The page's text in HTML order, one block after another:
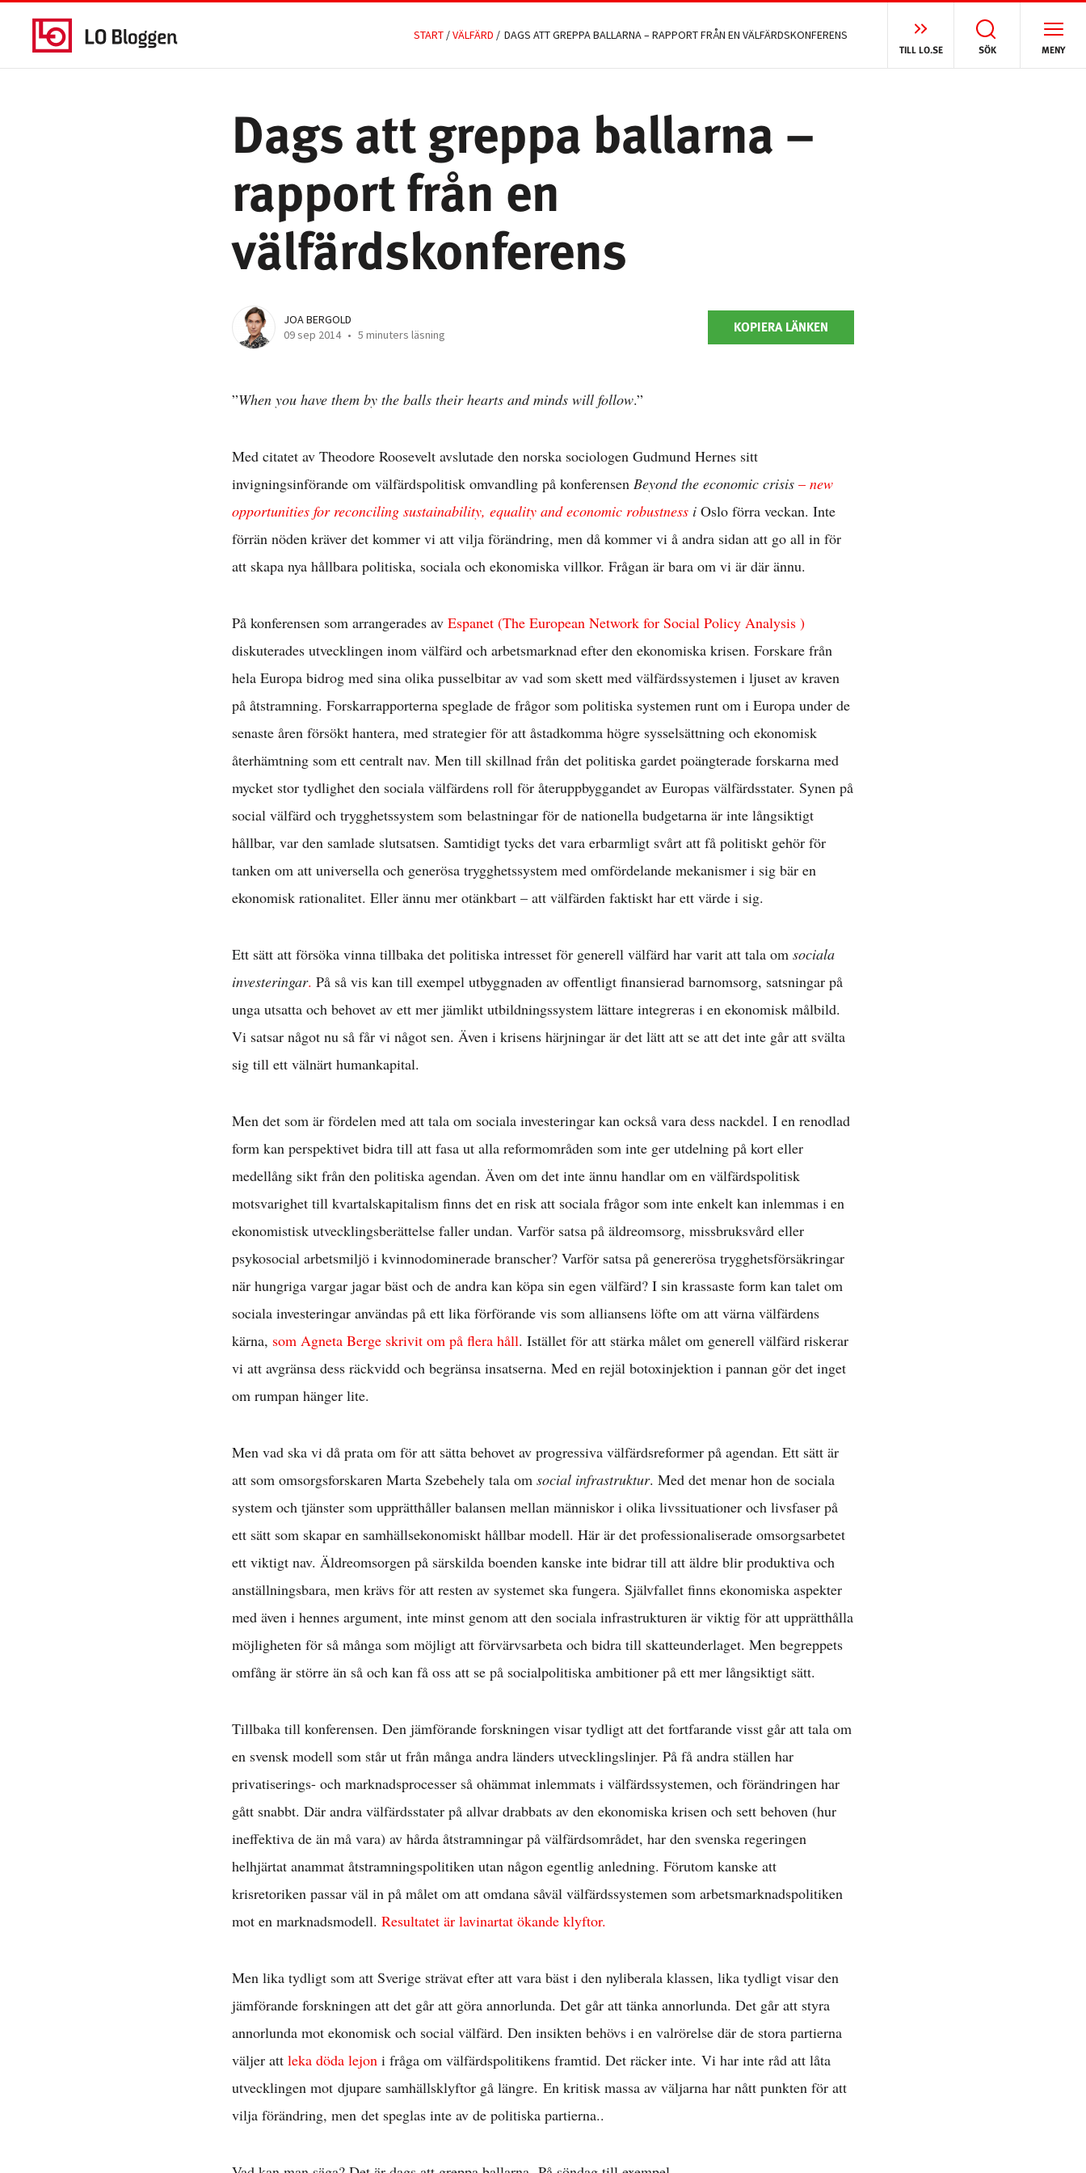
TILL LO.SE SÖK MENY
Arbetsmarknad »
Avtal löner & arbetsrätt »
Ekonomisk politik »
Välfärd »
Distriktsbloggare »
START /VÄLFÄRD / DAGS ATT GREPPA BALLARNA – RAPPORT FRÅN EN VÄLFÄRDSKONFERENS
Dags att greppa ballarna –
rapport från en
välfärdskonferens
JOA BERGOLD
09 sep 2014 • 5 minuters läsning KOPIERA LÄNKEN
”When you have them by the balls their hearts and minds will follow.”
Med citatet av Theodore Roosevelt avslutade den norska sociologen Gudmund Hernes sitt
invigningsinförande om välfärdspolitisk omvandling på konferensen Beyond the economic crisis – new
opportunities for reconciling sustainability, equality and economic robustness i Oslo förra veckan. Inte
förrän nöden kräver det kommer vi att vilja förändring, men då kommer vi å andra sidan att go all in för
att skapa nya hållbara politiska, sociala och ekonomiska villkor. Frågan är bara om vi är där ännu.
På konferensen som arrangerades av Espanet (The European Network for Social Policy Analysis )
diskuterades utvecklingen inom välfärd och arbetsmarknad efter den ekonomiska krisen. Forskare från
hela Europa bidrog med sina olika pusselbitar av vad som skett med välfärdssystemen i ljuset av kraven
på åtstramning. Forskarrapporterna speglade de frågor som politiska systemen runt om i Europa under de
senaste åren försökt hantera, med strategier för att åstadkomma högre sysselsättning och ekonomisk
återhämtning som ett centralt nav. Men till skillnad från det politiska gardet poängterade forskarna med
mycket stor tydlighet den sociala välfärdens roll för återuppbyggandet av Europas välfärdsstater. Synen på
social välfärd och trygghetssystem som belastningar för de nationella budgetarna är inte långsiktigt
hållbar, var den samlade slutsatsen. Samtidigt tycks det vara erbarmligt svårt att få politiskt gehör för
tanken om att universella och generösa trygghetssystem med omfördelande mekanismer i sig bär en
ekonomisk rationalitet. Eller ännu mer otänkbart – att välfärden faktiskt har ett värde i sig.
Ett sätt att försöka vinna tillbaka det politiska intresset för generell välfärd har varit att tala om sociala
investeringar. På så vis kan till exempel utbyggnaden av offentligt finansierad barnomsorg, satsningar på
unga utsatta och behovet av ett mer jämlikt utbildningssystem lättare integreras i en ekonomisk målbild.
Vi satsar något nu så får vi något sen. Även i krisens härjningar är det lätt att se att det inte går att svälta
sig till ett välnärt humankapital.
Men det som är fördelen med att tala om sociala investeringar kan också vara dess nackdel. I en renodlad
form kan perspektivet bidra till att fasa ut alla reformområden som inte ger utdelning på kort eller
medellång sikt från den politiska agendan. Även om det inte ännu handlar om en välfärdspolitisk
motsvarighet till kvartalskapitalism finns det en risk att sociala frågor som inte enkelt kan inlemmas i en
ekonomistisk utvecklingsberättelse faller undan. Varför satsa på äldreomsorg, missbruksvård eller
psykosocial arbetsmiljö i kvinnodominerade branscher? Varför satsa på genererösa trygghetsförsäkringar
när hungriga vargar jagar bäst och de andra kan köpa sin egen välfärd? I sin krassaste form kan talet om
sociala investeringar användas på ett lika förförande vis som alliansens löfte om att värna välfärdens
kärna, som Agneta Berge skrivit om på flera håll. Istället för att stärka målet om generell välfärd riskerar
vi att avgränsa dess räckvidd och begränsa insatserna. Med en rejäl botoxinjektion i pannan gör det inget
om rumpan hänger lite.
Men vad ska vi då prata om för att sätta behovet av progressiva välfärdsreformer på agendan. Ett sätt är
att som omsorgsforskaren Marta Szebehely tala om social infrastruktur. Med det menar hon de sociala
system och tjänster som upprätthåller balansen mellan människor i olika livssituationer och livsfaser på
ett sätt som skapar en samhällsekonomiskt hållbar modell. Här är det professionaliserade omsorgsarbetet
ett viktigt nav. Äldreomsorgen på särskilda boenden kanske inte bidrar till att äldre blir produktiva och
anställningsbara, men krävs för att resten av systemet ska fungera. Självfallet finns ekonomiska aspekter
med även i hennes argument, inte minst genom att den sociala infrastrukturen är viktig för att upprätthålla
möjligheten för så många som möjligt att förvärvsarbeta och bidra till skatteunderlaget. Men begreppets
omfång är större än så och kan få oss att se på socialpolitiska ambitioner på ett mer långsiktigt sätt.
Tillbaka till konferensen. Den jämförande forskningen visar tydligt att det fortfarande visst går att tala om
en svensk modell som står ut från många andra länders utvecklingslinjer. På få andra ställen har
privatiserings- och marknadsprocesser så ohämmat inlemmats i välfärdssystemen, och förändringen har
gått snabbt. Där andra välfärdsstater på allvar drabbats av den ekonomiska krisen och sett behoven (hur
ineffektiva de än må vara) av hårda åtstramningar på välfärdsområdet, har den svenska regeringen
helhjärtat anammat åtstramningspolitiken utan någon egentlig anledning. Förutom kanske att
krisretoriken passar väl in på målet om att omdana såväl välfärdssystemen som arbetsmarknadspolitiken
mot en marknadsmodell. Resultatet är lavinartat ökande klyftor.
Men lika tydligt som att Sverige strävat efter att vara bäst i den nyliberala klassen, lika tydligt visar den
jämförande forskningen att det går att göra annorlunda. Det går att tänka annorlunda. Det går att styra
annorlunda mot ekonomisk och social välfärd. Den insikten behövs i en valrörelse där de stora partierna
väljer att leka döda lejon i fråga om välfärdspolitikens framtid. Det räcker inte. Vi har inte råd att låta
utvecklingen mot djupare samhällsklyftor gå längre. En kritisk massa av väljarna har nått punkten för att
vilja förändring, men det speglas inte av de politiska partierna..